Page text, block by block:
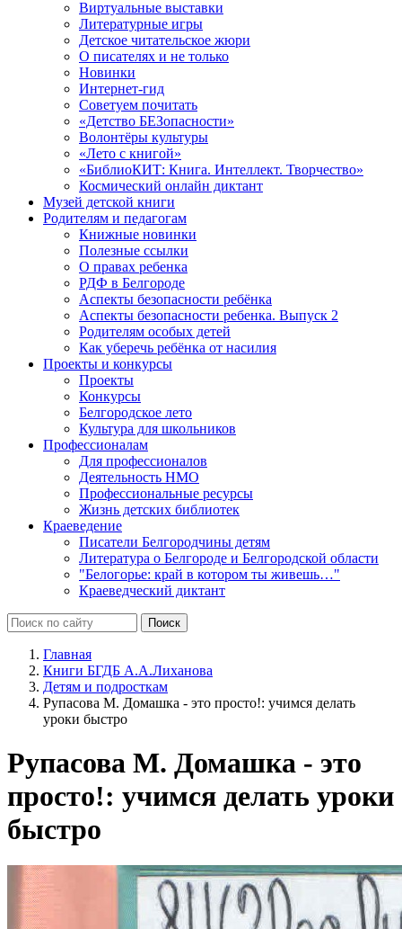
Виртуальные выставки
Литературные игры
Детское читательское жюри
О писателях и не только
Новинки
Интернет-гид
Советуем почитать
«Детство БЕЗопасности»
Волонтёры культуры
«Лето с книгой»
«БиблиоКИТ: Книга. Интеллект. Творчество»
Космический онлайн диктант
Музей детской книги
Родителям и педагогам
Книжные новинки
Полезные ссылки
О правах ребенка
РДФ в Белгороде
Аспекты безопасности ребёнка
Аспекты безопасности ребенка. Выпуск 2
Родителям особых детей
Как уберечь ребёнка от насилия
Проекты и конкурсы
Проекты
Конкурсы
Белгородское лето
Культура для школьников
Профессионалам
Для профессионалов
Деятельность НМО
Профессиональные ресурсы
Жизнь детских библиотек
Краеведение
Писатели Белгородчины детям
Литература о Белгороде и Белгородской области
"Белогорье: край в котором ты живешь…"
Краеведческий диктант
Главная
Книги БГДБ А.А.Лиханова
Детям и подросткам
Рупасова М. Домашка - это просто!: учимся делать
уроки быстро
Рупасова М. Домашка - это
просто!: учимся делать уроки
быстро